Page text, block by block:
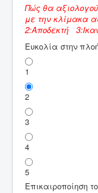
Πώς θα
με την κλίμακα
2:Αποδεκτή
Ευκολία στην
1
2
3
4
5
Επικαιροποίηση